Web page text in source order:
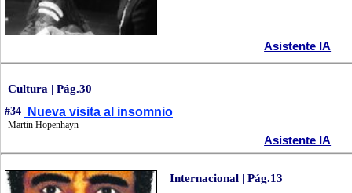
Asistente IA
Cultura | Pág.30
#34 Nueva visita al insomnio
Martin Hopenhayn
Asistente IA
Internacional | Pág.13